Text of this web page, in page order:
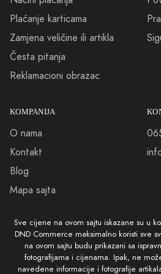
Plaćanje karticama
Zamjena veličine ili artikla
Česta pitanja
Reklamacioni obrazac
KOMPANIJA
O nama
Kontakt
Blog
Mapa sajta
Sve cijene na ovom sajtu iskazane su u
DND Commerce maksimalno koristi sve
na ovom sajtu budu prikazani sa
fotografijama i cijenama. Ipak, ne
navedene informacije i fotografije